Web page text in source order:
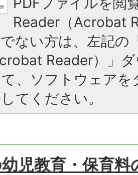
Reader（Acrobat
ない方は、左記の
Reader）」
、ソフトウェア
てください。
児教育・保育